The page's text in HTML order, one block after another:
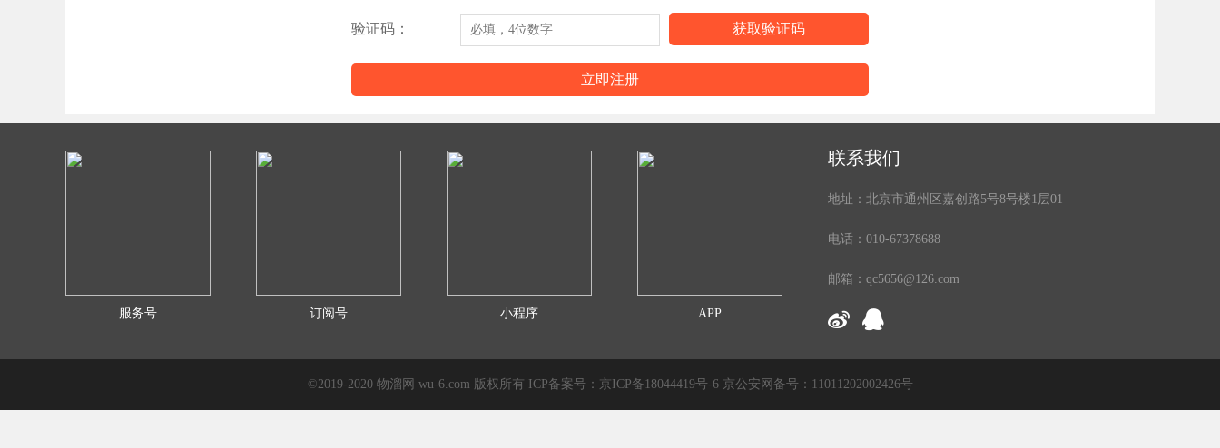
验证码：
服务号 订阅号 小程序 APP
联系我们
地址：北京市通州区嘉创路5号8号楼1层01
电话：010-67378688
邮箱：qc5656@126.com
©2019-2020 物溜网 wu-6.com 版权所有 ICP备案号： 京ICP备18044419号-6京公安网备号： 11011202002426号